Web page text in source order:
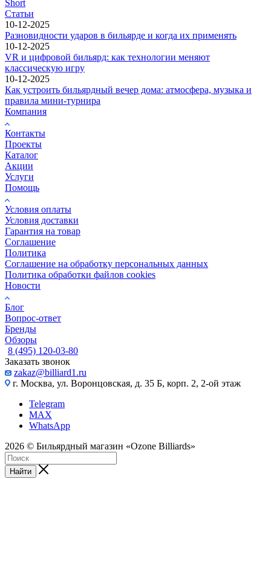
Short
Статьи
10-12-2025
Разновидности ударов в бильярде и когда их применять
10-12-2025
VR и цифровой бильярд: как технологии меняют
классическую игру
10-12-2025
Как устроить бильярдный вечер дома: атмосфера, музыка и
правила мини-турнира
Компания
Контакты
Проекты
Каталог
Акции
Услуги
Помощь
Условия оплаты
Условия доставки
Гарантия на товар
Соглашение
Политика
Соглашение на обработку персональных данных
Политика обработки файлов cookies
Новости
Блог
Вопрос-ответ
Бренды
Обзоры
8 (495) 120-03-80
Заказать звонок
zakaz@billiard1.ru
г. Москва, ул. Воронцовская, д. 35 Б, корп. 2, 2-ой этаж
Telegram
MAX
WhatsApp
2026 © Бильярдный магазин «Ozone Billiards»
Найти